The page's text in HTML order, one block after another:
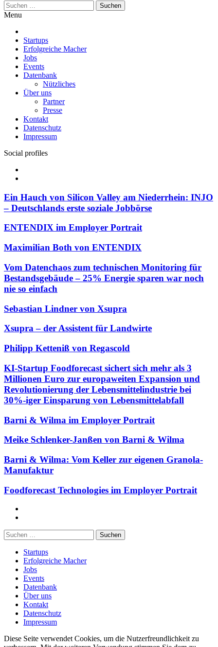
Suchen
nach:
Menu
Startups
Erfolgreiche Macher
Jobs
Events
Datenbank
Nützliches
Über uns
Partner
Presse
Kontakt
Datenschutz
Impressum
Social profiles
Ein Hauch von Silicon Valley am Niederrhein: INJO
– Deutschlands erste soziale Jobbörse
ENTENDIX im Employer Portrait
Maximilian Both von ENTENDIX
Vom Datenchaos zum technischen Monitoring für
Bestandsgebäude – 25% Energie sparen war noch
nie so einfach
Sebastian Lindner von Xsupra
Xsupra – der Assistent für Landwirte
Philipp Ketteniß von Regascold
KI-Startup Foodforecast sichert sich mehr als 3
Millionen Euro zur europaweiten Expansion und
Revolutionierung der Lebensmittelindustrie bei
30%-iger Einsparung von Lebensmittelabfall
Barni & Wilma im Employer Portrait
Meike Schlenker-Janßen von Barni & Wilma
Barni & Wilma: Vom Keller zur eigenen Granola-
Manufaktur
Foodforecast Technologies im Employer Portrait
Suchen
nach:
Startups
Erfolgreiche Macher
Jobs
Events
Datenbank
Über uns
Kontakt
Datenschutz
Impressum
Diese Seite verwendet Cookies, um die Nutzerfreundlichkeit zu